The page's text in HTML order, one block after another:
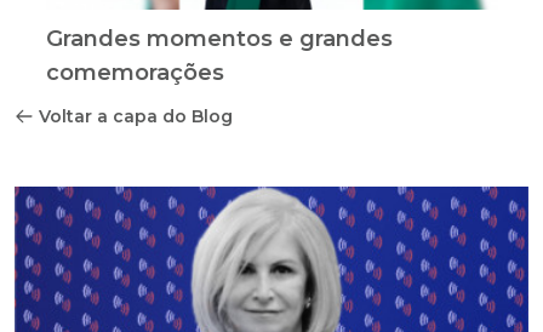
Grandes momentos e grandes
comemorações
Voltar a capa do Blog